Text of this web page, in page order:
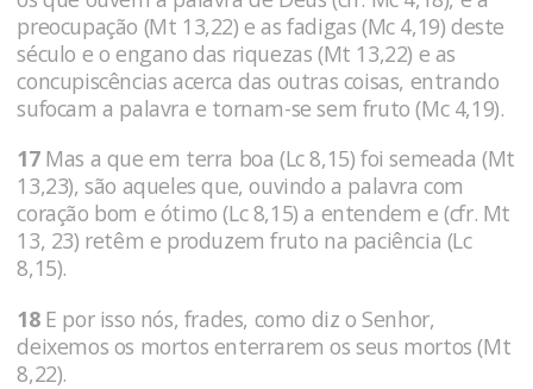
preocupação (Mt 13,22) e as fadigas (Mc 4,19) deste
século e o engano das riquezas (Mt 13,22) e as
concupiscências acerca das outras coisas, entrando
sufocam a palavra e tornam-se sem fruto (Mc 4,19).
17Mas a que em terra boa (Lc 8,15) foi semeada (Mt
13,23), são aqueles que, ouvindo a palavra com
coração bom e ótimo (Lc 8,15) a entendem e (cfr. Mt
13, 23) retêm e produzem fruto na paciência (Lc
8,15).
18E por isso nós, frades, como diz o Senhor,
deixemos os mortos enterrarem os seus mortos (Mt
8,22).